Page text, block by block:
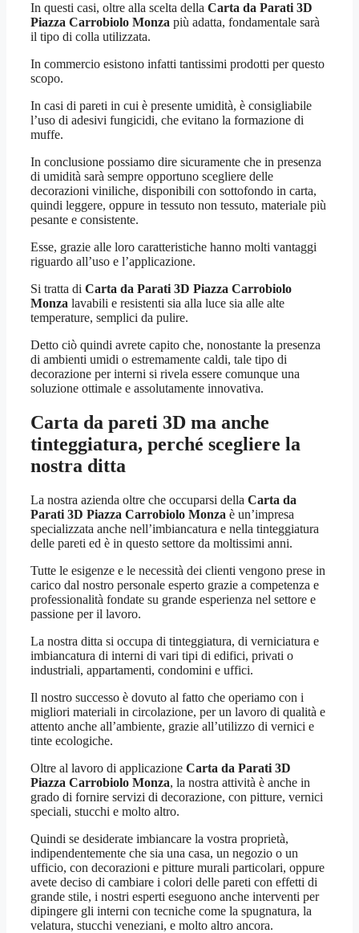
In questi casi, oltre alla scelta della Carta da Parati 3D
Piazza Carrobiolo Monza più adatta, fondamentale sarà
il tipo di colla utilizzata.
In commercio esistono infatti tantissimi prodotti per questo
scopo.
In casi di pareti in cui è presente umidità, è consigliabile
l’uso di adesivi fungicidi, che evitano la formazione di
muffe.
In conclusione possiamo dire sicuramente che in presenza
di umidità sarà sempre opportuno scegliere delle
decorazioni viniliche, disponibili con sottofondo in carta,
quindi leggere, oppure in tessuto non tessuto, materiale più
pesante e consistente.
Esse, grazie alle loro caratteristiche hanno molti vantaggi
riguardo all’uso e l’applicazione.
Si tratta di Carta da Parati 3D Piazza Carrobiolo
Monza lavabili e resistenti sia alla luce sia alle alte
temperature, semplici da pulire.
Detto ciò quindi avrete capito che, nonostante la presenza
di ambienti umidi o estremamente caldi, tale tipo di
decorazione per interni si rivela essere comunque una
soluzione ottimale e assolutamente innovativa.
Carta da pareti 3D ma anche
tinteggiatura, perché scegliere la
nostra ditta
La nostra azienda oltre che occuparsi della Carta da
Parati 3D Piazza Carrobiolo Monza è un’impresa
specializzata anche nell’imbiancatura e nella tinteggiatura
delle pareti ed è in questo settore da moltissimi anni.
Tutte le esigenze e le necessità dei clienti vengono prese in
carico dal nostro personale esperto grazie a competenza e
professionalità fondate su grande esperienza nel settore e
passione per il lavoro.
La nostra ditta si occupa di tinteggiatura, di verniciatura e
imbiancatura di interni di vari tipi di edifici, privati o
industriali, appartamenti, condomini e uffici.
Il nostro successo è dovuto al fatto che operiamo con i
migliori materiali in circolazione, per un lavoro di qualità e
attento anche all’ambiente, grazie all’utilizzo di vernici e
tinte ecologiche.
Oltre al lavoro di applicazione Carta da Parati 3D
Piazza Carrobiolo Monza, la nostra attività è anche in
grado di fornire servizi di decorazione, con pitture, vernici
speciali, stucchi e molto altro.
Quindi se desiderate imbiancare la vostra proprietà,
indipendentemente che sia una casa, un negozio o un
ufficio, con decorazioni e pitture murali particolari, oppure
avete deciso di cambiare i colori delle pareti con effetti di
grande stile, i nostri esperti eseguono anche interventi per
dipingere gli interni con tecniche come la spugnatura, la
velatura, stucchi veneziani, e molto altro ancora.